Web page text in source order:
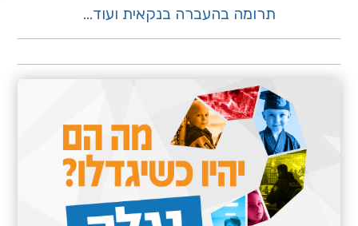
תרומה בהעברה בנקאית ועוד...